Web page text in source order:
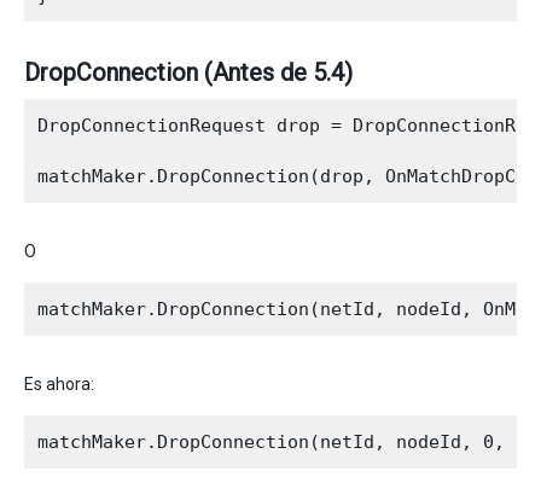
DropConnection (Antes de 5.4)
DropConnectionRequest drop =
O
Es ahora: